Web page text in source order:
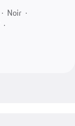
Noir